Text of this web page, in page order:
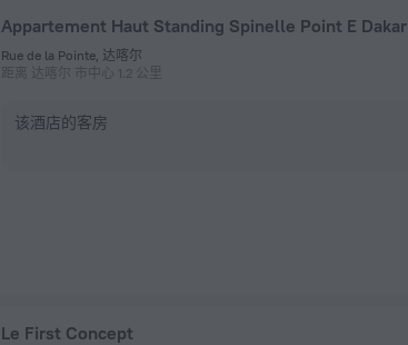
Appartement Haut Standing Spinelle Point E Dakar
Rue de la Pointe, 达喀尔
距离 达喀尔 市中心 1.2 公里
该酒店的客房
Le First Concept